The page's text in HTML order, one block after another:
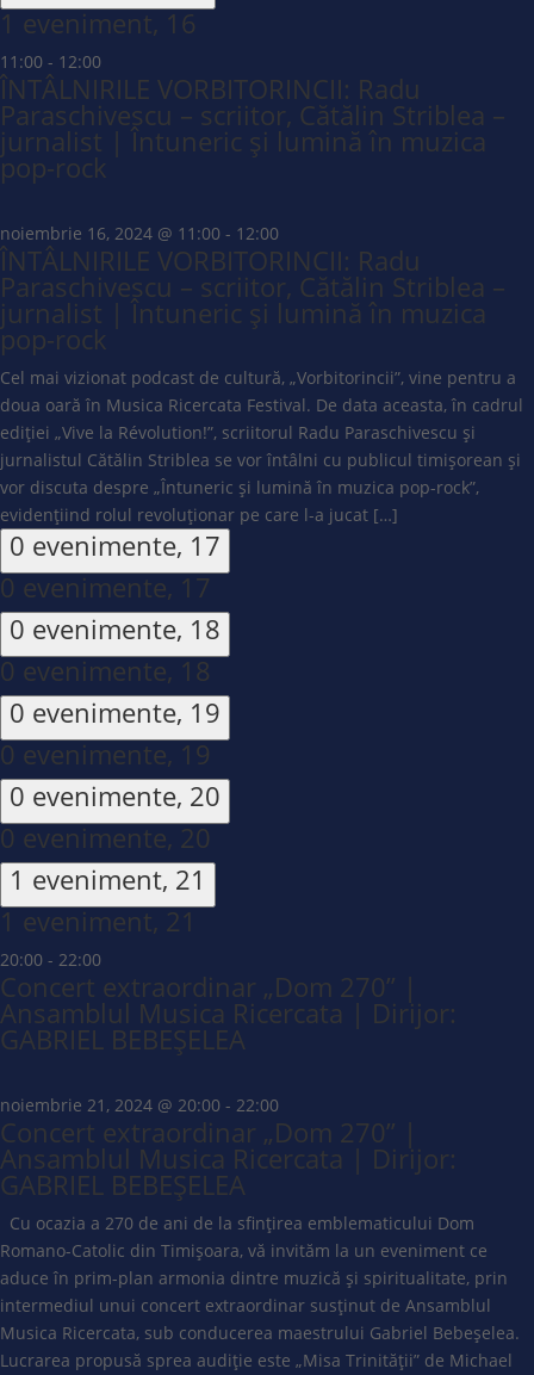
1 eveniment, 16
11:00 - 12:00
ÎNTÂLNIRILE VORBITORINCII: Radu
Paraschivescu – scriitor, Cătălin Striblea –
jurnalist | Întuneric și lumină în muzica
pop-rock
noiembrie 16, 2024 @ 11:00 - 12:00
ÎNTÂLNIRILE VORBITORINCII: Radu
Paraschivescu – scriitor, Cătălin Striblea –
jurnalist | Întuneric și lumină în muzica
pop-rock
Cel mai vizionat podcast de cultură, „Vorbitorincii”, vine pentru a
doua oară în Musica Ricercata Festival. De data aceasta, în cadrul
ediției „Vive la Révolution!”, scriitorul Radu Paraschivescu și
jurnalistul Cătălin Striblea se vor întâlni cu publicul timișorean și
vor discuta despre „Întuneric și lumină în muzica pop-rock”,
evidențiind rolul revoluționar pe care l-a jucat […]
0 evenimente, 17
0 evenimente, 17
0 evenimente, 18
0 evenimente, 18
0 evenimente, 19
0 evenimente, 19
0 evenimente, 20
0 evenimente, 20
1 eveniment, 21
1 eveniment, 21
20:00 - 22:00
Concert extraordinar „Dom 270” |
Ansamblul Musica Ricercata | Dirijor:
GABRIEL BEBEȘELEA
noiembrie 21, 2024 @ 20:00 - 22:00
Concert extraordinar „Dom 270” |
Ansamblul Musica Ricercata | Dirijor:
GABRIEL BEBEȘELEA
Cu ocazia a 270 de ani de la sfințirea emblematicului Dom
Romano-Catolic din Timișoara, vă invităm la un eveniment ce
aduce în prim-plan armonia dintre muzică și spiritualitate, prin
intermediul unui concert extraordinar susținut de Ansamblul
Musica Ricercata, sub conducerea maestrului Gabriel Bebeșelea.
Lucrarea propusă sprea audiție este „Misa Trinității” de Michael